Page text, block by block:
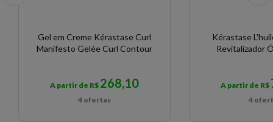
Gel em Creme Kérastase Curl
Manifesto Gelée Curl Contour
A partir de R$ 268,10
4 ofertas
Kérastase
Revitalizador
A partir de R$
4